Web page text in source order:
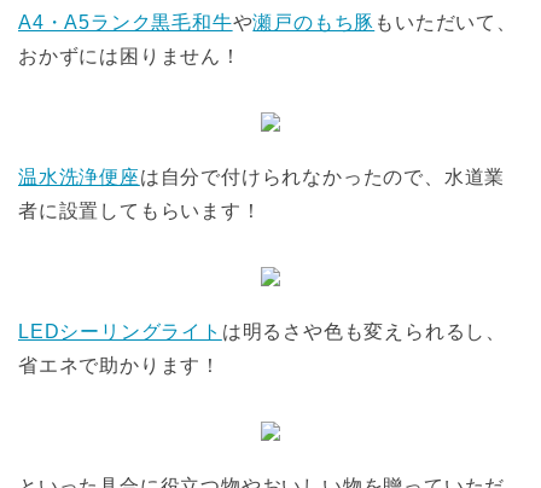
A4・A5ランク黒毛和牛や瀬戸のもち豚 もいただいて、
おかずには困りません！
温水洗浄便座は自分で付けられなかったので、水道業
者に設置してもらいます！
LEDシーリングライト は明るさや色も変えられるし、
省エネで助かります！